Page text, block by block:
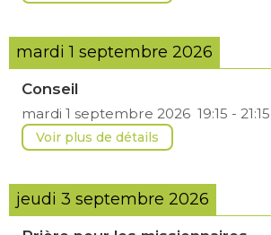
mardi 1 septembre 2026
Conseil
mardi 1 septembre 2026 19:15 - 21:15
Voir plus de détails
jeudi 3 septembre 2026